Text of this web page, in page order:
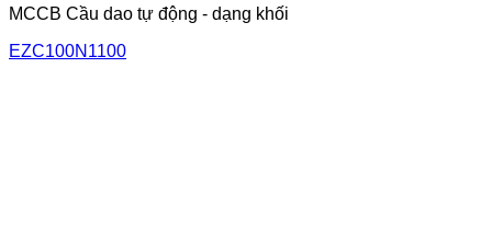
MCCB Cầu dao tự động - dạng khối
EZC100N1100